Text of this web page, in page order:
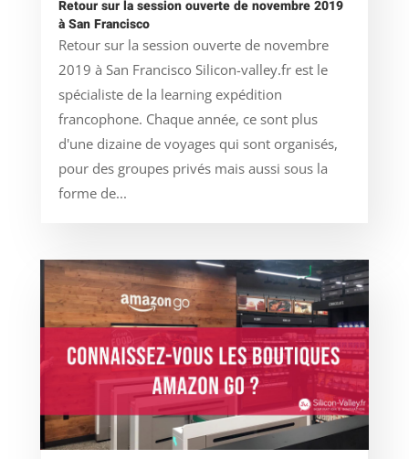
Retour sur la session ouverte de novembre 2019
à San Francisco
Retour sur la session ouverte de novembre
2019 à San Francisco Silicon-valley.fr est le
spécialiste de la learning expédition
francophone. Chaque année, ce sont plus
d'une dizaine de voyages qui sont organisés,
pour des groupes privés mais aussi sous la
forme de...